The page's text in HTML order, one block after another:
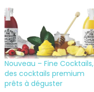
Nouveau – Fine Cocktails,
des cocktails premium
prêts à déguster